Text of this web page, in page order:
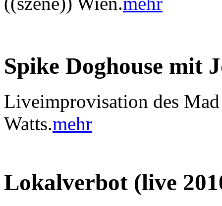
Spike Doghouse mit
Liveimprovisation des
Watts.mehr
Lokalverbot (live